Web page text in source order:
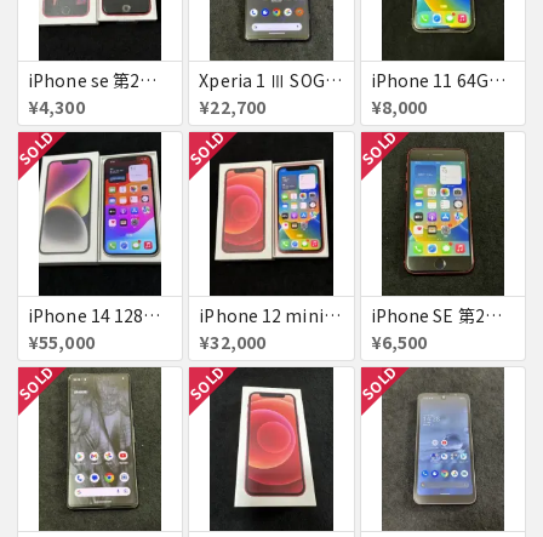
iPhone se 第2世代 64GB Red ジャンク
¥4,300
Xperia 1 Ⅲ SOG03 フロストブラック simフリー 美品 訳あり
¥22,700
iPhone 11 64GB White simフリー ジャンク
¥8,000
SOLD
iPhone 14 128GB Starlight simフリー 美品 ジャンク
¥55,000
SOLD
iPhone 12 mini 256GB Red
¥32,000
SOLD
iPhone SE 第2世代 64GB Red ジャンク
¥6,500
SOLD SOLD SOLD